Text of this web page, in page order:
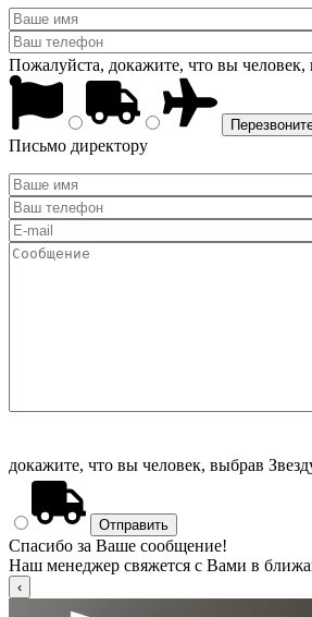
Пожалуйста, докажите, что вы человек,
Письмо директору
докажите, что вы человек, выбрав
Спасибо за Ваше сообщение!
Наш менеджер свяжется с Вами в